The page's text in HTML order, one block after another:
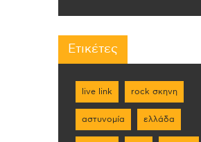
Ετικέτες
live link rock σκηνη
αστυνομία ελλάδα